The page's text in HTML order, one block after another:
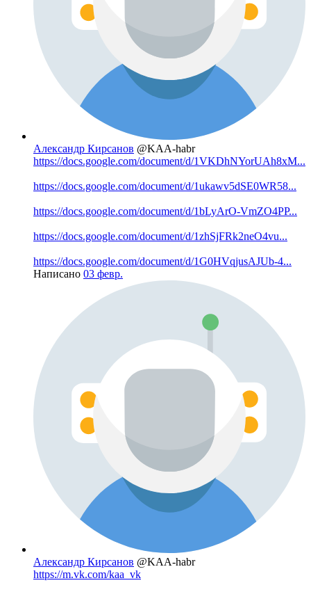
Александр Кирсанов @KAA-habr
https://docs.google.com/document/d/1VKDhNYorUAh8xM...
https://docs.google.com/document/d/1ukawv5dSE0WR58...
https://docs.google.com/document/d/1bLyArO-VmZO4PP...
https://docs.google.com/document/d/1zhSjFRk2neO4vu...
https://docs.google.com/document/d/1G0HVqjusAJUb-4...
Написано 03 февр.
Александр Кирсанов @KAA-habr
https://m.vk.com/kaa_vk